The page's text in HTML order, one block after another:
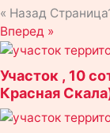
« Назад Страница
Вперед »
Участок , 10
Красная